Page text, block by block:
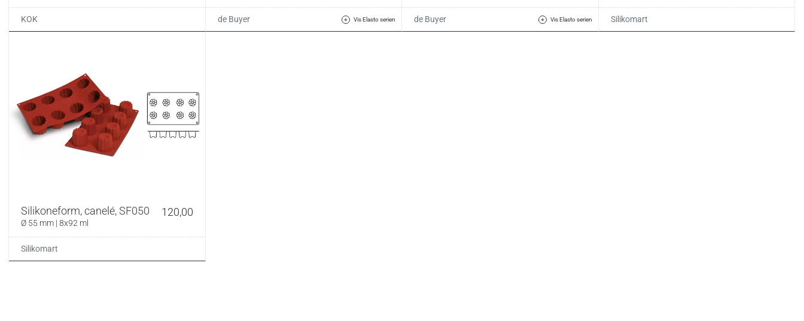
KOK de Buyer Vis Elasto serien de Buyer Vis Elasto serien Silikomart
Silikoneform, canelé, SF050
Ø 55 mm | 8x92 ml
120,00
Silikomart